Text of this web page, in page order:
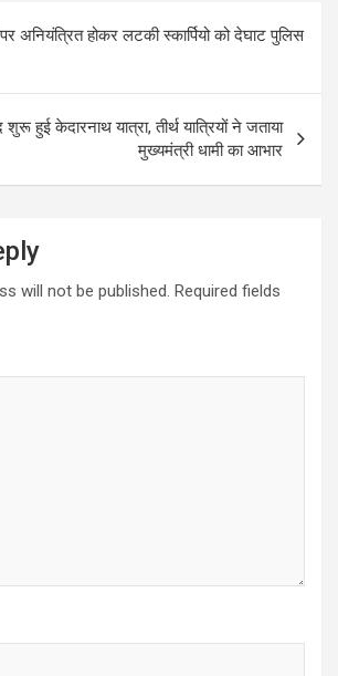
अनियंत्रित होकर लटकी स्कार्पियो को देघाट पुलिस
शुरू हुई केदारनाथ यात्रा, तीर्थ यात्रियों ने जताया
मुख्यमंत्री धामी का आभार
will not be published. Required fields